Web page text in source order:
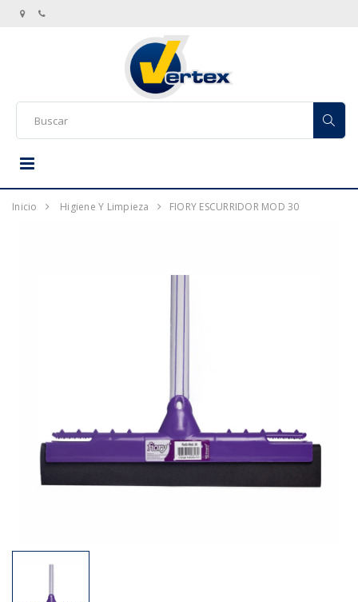
Inicio Higiene Y Limpieza FIORY ESCURRIDOR MOD 30